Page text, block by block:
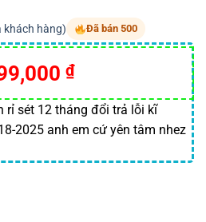
hàng) Đã bán 500
₫
rỉ sét 12 tháng đổi trả lỗi kĩ
2025 anh em cứ yên tâm nhez